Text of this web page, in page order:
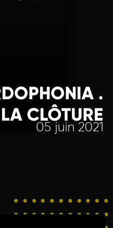
.
CLÔTURE
05 juin 2021